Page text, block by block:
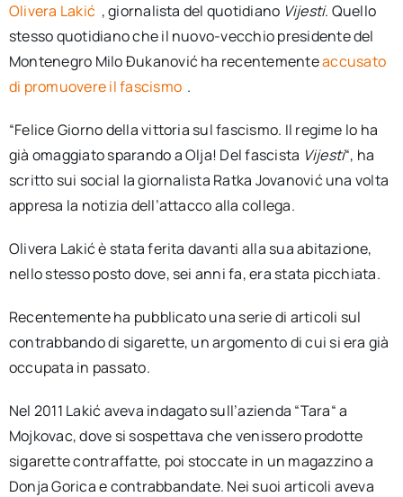
Olivera Lakić , giornalista del quotidiano Vijesti. Quello
stesso quotidiano che il nuovo-vecchio presidente del
Montenegro Milo Đukanović ha recentementeaccusato
di promuovere il fascismo .
“Felice Giorno della vittoria sul fascismo. Il regime lo ha
già omaggiato sparando a Olja! Del fascista Vijesti“, ha
scritto sui social la giornalista Ratka Jovanović una volta
appresa la notizia dell’attacco alla collega.
Olivera Lakić è stata ferita davanti alla sua abitazione,
nello stesso posto dove, sei anni fa, era stata picchiata.
Recentemente ha pubblicato una serie di articoli sul
contrabbando di sigarette, un argomento di cui si era già
occupata in passato.
Nel 2011 Lakić aveva indagato sull’azienda “Tara“ a
Mojkovac, dove si sospettava che venissero prodotte
sigarette contraffatte, poi stoccate in un magazzino a
Donja Gorica e contrabbandate. Nei suoi articoli aveva